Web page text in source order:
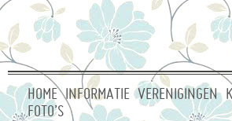
HOME INFORMATIE VERENIGINGEN
FOTO’S